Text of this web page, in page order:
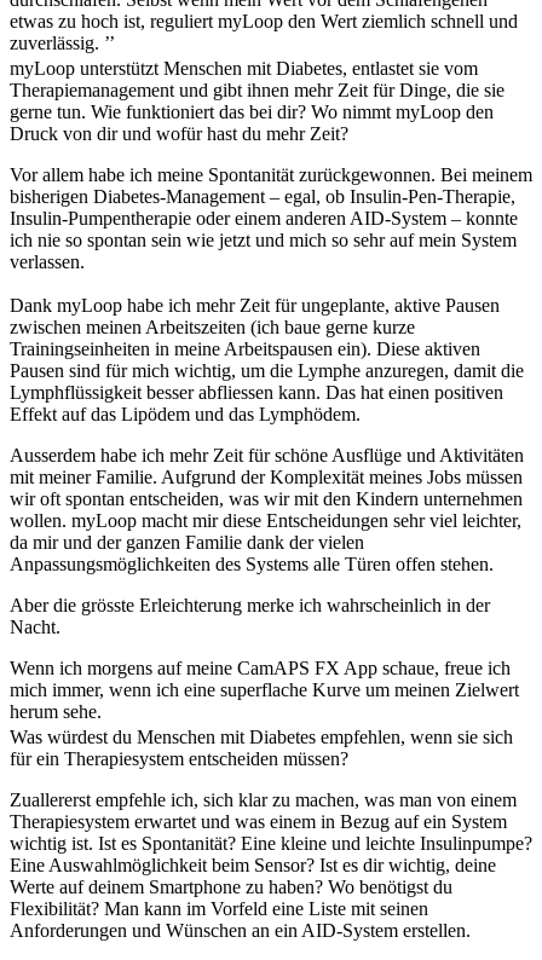
etwas zu hoch ist, reguliert myLoop den Wert ziemlich schnell und
zuverlässig. ’’
myLoop unterstützt Menschen mit Diabetes, entlastet sie vom
Therapiemanagement und gibt ihnen mehr Zeit für Dinge, die sie
gerne tun. Wie funktioniert das bei dir? Wo nimmt myLoop den
Druck von dir und wofür hast du mehr Zeit?
Vor allem habe ich meine Spontanität zurückgewonnen. Bei meinem
bisherigen Diabetes-Management – egal, ob Insulin-Pen-Therapie,
Insulin-Pumpentherapie oder einem anderen AID-System – konnte
ich nie so spontan sein wie jetzt und mich so sehr auf mein System
verlassen.
Dank myLoop habe ich mehr Zeit für ungeplante, aktive Pausen
zwischen meinen Arbeitszeiten (ich baue gerne kurze
Trainingseinheiten in meine Arbeitspausen ein). Diese aktiven
Pausen sind für mich wichtig, um die Lymphe anzuregen, damit die
Lymphflüssigkeit besser abfliessen kann. Das hat einen positiven
Effekt auf das Lipödem und das Lymphödem.
Ausserdem habe ich mehr Zeit für schöne Ausflüge und Aktivitäten
mit meiner Familie. Aufgrund der Komplexität meines Jobs müssen
wir oft spontan entscheiden, was wir mit den Kindern unternehmen
wollen. myLoop macht mir diese Entscheidungen sehr viel leichter,
da mir und der ganzen Familie dank der vielen
Anpassungsmöglichkeiten des Systems alle Türen offen stehen.
Aber die grösste Erleichterung merke ich wahrscheinlich in der
Nacht.
Wenn ich morgens auf meine CamAPS FX App schaue, freue ich
mich immer, wenn ich eine superflache Kurve um meinen Zielwert
herum sehe.
Was würdest du Menschen mit Diabetes empfehlen, wenn sie sich
für ein Therapiesystem entscheiden müssen?
Zuallererst empfehle ich, sich klar zu machen, was man von einem
Therapiesystem erwartet und was einem in Bezug auf ein System
wichtig ist. Ist es Spontanität? Eine kleine und leichte Insulinpumpe?
Eine Auswahlmöglichkeit beim Sensor? Ist es dir wichtig, deine
Werte auf deinem Smartphone zu haben? Wo benötigst du
Flexibilität? Man kann im Vorfeld eine Liste mit seinen
Anforderungen und Wünschen an ein AID-System erstellen.